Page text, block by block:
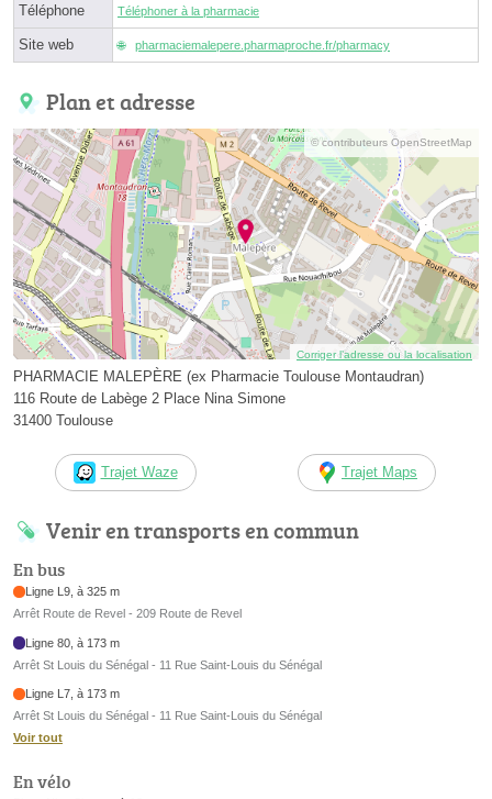
Téléphone Téléphoner à la pharmacie
Site web pharmaciemalepere.pharmaproche.fr/pharmacy
Plan et adresse
© contributeurs OpenStreetMap
Corriger l’adresse ou la localisation
PHARMACIE MALEPÈRE (ex Pharmacie Toulouse Montaudran)
116 Route de Labège 2 Place Nina Simone
31400 Toulouse
Trajet Waze Trajet Maps
Venir en transports en commun
En bus
Ligne L9, à 325 m
Arrêt Route de Revel - 209 Route de Revel
Ligne 80, à 173 m
Arrêt St Louis du Sénégal - 11 Rue Saint-Louis du Sénégal
Ligne L7, à 173 m
Arrêt St Louis du Sénégal - 11 Rue Saint-Louis du Sénégal
Voir tout
En vélo